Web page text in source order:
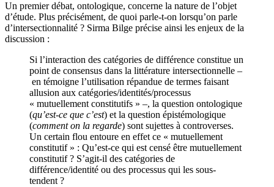
Un premier débat, ontologique, concerne la nature de l’objet
d’étude. Plus précisément, de quoi parle-t-on lorsqu’on parle
d’intersectionnalité ? Sirma Bilge précise ainsi les enjeux de la
discussion :
Si l’interaction des catégories de différence constitue un
point de consensus dans la littérature intersectionnelle –
en témoigne l’utilisation répandue de termes faisant
allusion aux catégories/identités/processus
« mutuellement constitutifs » –, la question ontologique
(qu’est-ce que c’est) et la question épistémologique
(comment on la regarde) sont sujettes à controverses.
Un certain flou entoure en effet ce « mutuellement
constitutif » : Qu’est-ce qui est censé être mutuellement
constitutif ? S’agit-il des catégories de
différence/identité ou des processus qui les sous-
tendent ?